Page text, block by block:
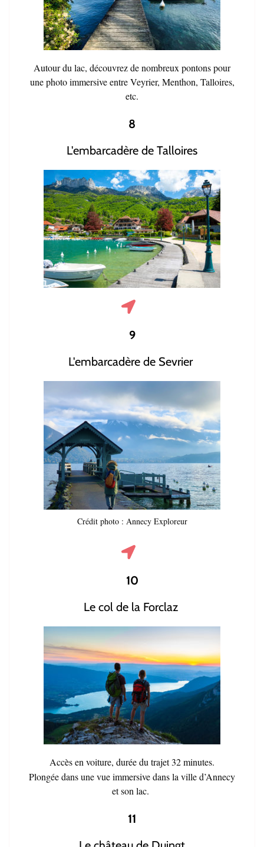
Autour du lac, découvrez de nombreux pontons pour
une photo immersive entre Veyrier, Menthon, Talloires,
etc.
8
L'embarcadère de Talloires
9
L'embarcadère de Sevrier
Crédit photo : Annecy Exploreur
10
Le col de la Forclaz
Accès en voiture, durée du trajet 32 minutes.
Plongée dans une vue immersive dans la ville d’Annecy
et son lac.
11